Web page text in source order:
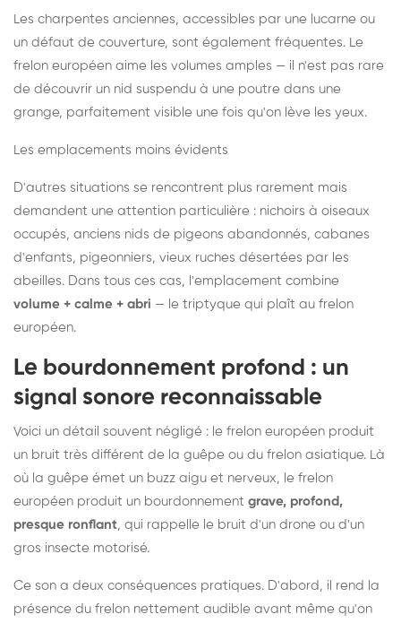
Les charpentes anciennes, accessibles par une lucarne ou
un défaut de couverture, sont également fréquentes. Le
frelon européen aime les volumes amples — il n'est pas rare
de découvrir un nid suspendu à une poutre dans une
grange, parfaitement visible une fois qu'on lève les yeux.
Les emplacements moins évidents
D'autres situations se rencontrent plus rarement mais
demandent une attention particulière : nichoirs à oiseaux
occupés, anciens nids de pigeons abandonnés, cabanes
d'enfants, pigeonniers, vieux ruches désertées par les
abeilles. Dans tous ces cas, l'emplacement combine
volume + calme + abri — le triptyque qui plaît au frelon
européen.
Le bourdonnement profond : un
signal sonore reconnaissable
Voici un détail souvent négligé : le frelon européen produit
un bruit très différent de la guêpe ou du frelon asiatique. Là
où la guêpe émet un buzz aigu et nerveux, le frelon
européen produit un bourdonnement grave, profond,
presque ronflant, qui rappelle le bruit d'un drone ou d'un
gros insecte motorisé.
Ce son a deux conséquences pratiques. D'abord, il rend la
présence du frelon nettement audible avant même qu'on